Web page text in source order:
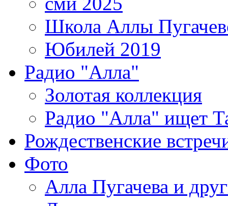
Школа Аллы
Юбилей 2019
Радио "Алла"
Золотая коллекция
Радио "Алла" ищет
Рождественские
Фото
Алла Пугачева и